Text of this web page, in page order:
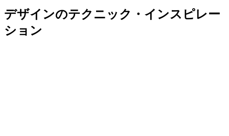
デザインのテクニック・インスピレー
ション